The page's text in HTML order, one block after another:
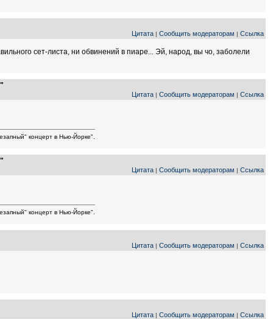
Цитата | Сообщить модераторам | Ссылка
сет-листа, ни обвинений в пиаре... Эй, народ, вы чо, заболели
Цитата | Сообщить модераторам | Ссылка
концерт в Нью-Йорке".
Цитата | Сообщить модераторам | Ссылка
концерт в Нью-Йорке".
Цитата | Сообщить модераторам | Ссылка
Цитата | Сообщить модераторам | Ссылка